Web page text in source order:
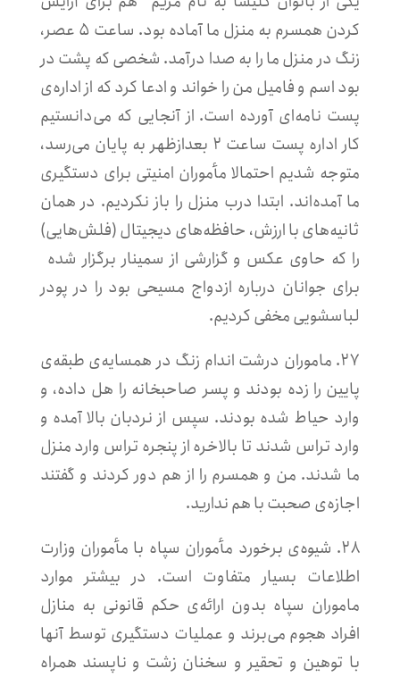
کردن همسرم به منزل ما آماده بود. ساعت ۵ عصر،
زنگ در منزل ما را به صدا درآمد. شخصی که پشت در
بود اسم و فامیل من را خواند و ادعا کرد که از اداره‌ی
پست نامه‌ای آورده است. از آنجایی که می‌دانستیم
کار اداره پست ساعت ۲ بعدازظهر به پایان می‌رسد،
متوجه شدیم احتمالا مأموران امنیتی برای دستگیری
ما آمده‌اند. ابتدا درب منزل را باز نکردیم. در همان
ثانیه‌های با ارزش، حافظه‌های دیجیتال (فلش‌هایی)
را که حاوی عکس و گزارشی از سمینار برگزار شده
برای جوانان درباره ازدواج مسیحی بود را در پودر
لباسشویی مخفی کردیم.
۲۷. ماموران درشت اندام زنگ در همسایه‌ی طبقه‌ی
پایین را زده بودند و پسر صاحبخانه را هل داده، و
وارد حیاط شده بودند. سپس از نردبان بالا آمده و
وارد تراس شدند تا بالاخره از پنجره تراس وارد منزل
ما شدند. من و همسرم را از هم دور کردند و گفتند
اجازه‌ی صحبت با هم ندارید.
۲۸. شیوه‌ی برخورد مأموران سپاه با مأموران وزارت
اطلاعات بسیار متفاوت است. در بیشتر موارد
ماموران سپاه بدون ارائه‌ی حکم قانونی به منازل
افراد هجوم می‌برند و عملیات دستگیری توسط آنها
با توهین و تحقیر و سخنان زشت و ناپسند همراه